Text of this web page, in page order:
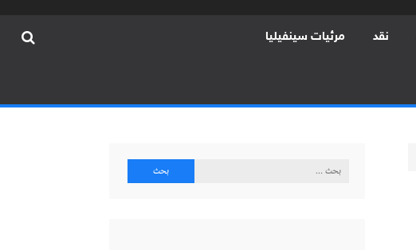
نقد مرئيات سينفيليا
البحث